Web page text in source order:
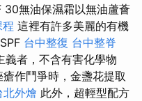
30無油保濕霜以無油蘆薈
這裡有許多美麗的有機
台中整復 台中整脊
義者，不含有害化學物
作鬥爭時，金盞花提取
北外燴 此外，超輕型配方